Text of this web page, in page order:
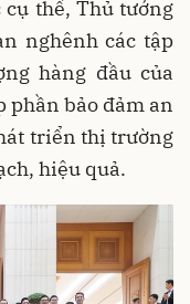
thể, Thủ tướng
nghênh các tập
hàng đầu của
phần bảo đảm an
triển thị trường
hiệu quả.